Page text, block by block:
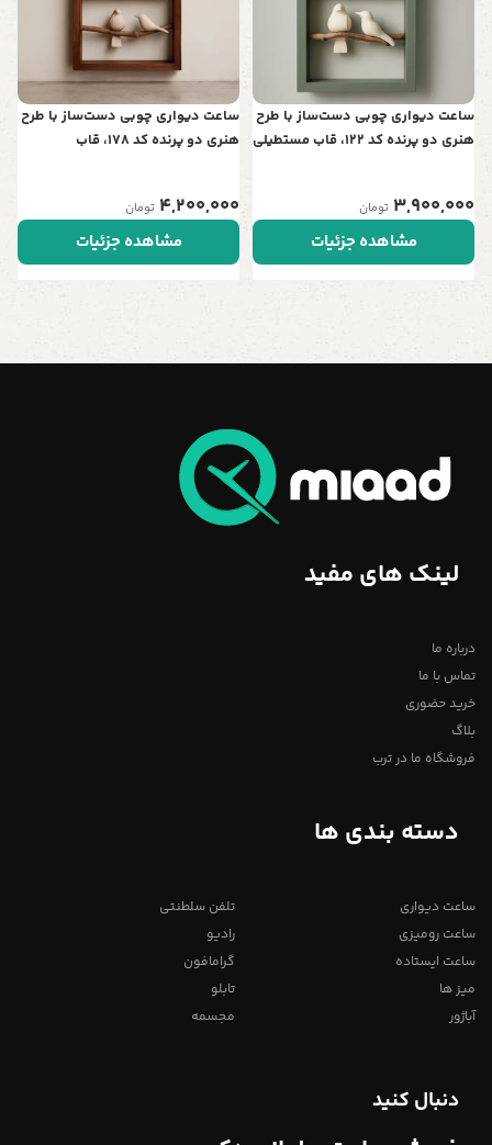
ساعت دیواری چوبی دست‌ساز با طرح
هنری دو پرنده کد 122، قاب مستطیلی
3,900,000 تومان
مشاهده جزئیات
ساعت دیواری چوبی دست‌ساز با طرح
هنری دو پرنده کد 178، قاب
4,200,000 تومان
مشاهده جزئیات
لینک های مفید
درباره ما
تماس با ما
خرید حضوری
بلاگ
فروشگاه ما در ترب
دسته بندی ها
ساعت دیواری
ساعت رومیزی
ساعت ایستاده
میز ها
آباژور
تلفن سلطنتی
رادیو
گرامافون
تابلو
مجسمه
دنبال کنید